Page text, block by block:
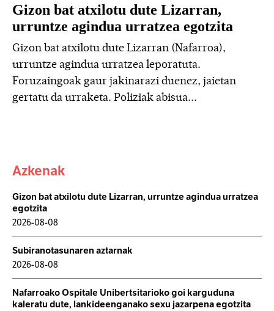
Gizon bat atxilotu dute Lizarran,
urruntze agindua urratzea egotzita
Gizon bat atxilotu dute Lizarran (Nafarroa),
urruntze agindua urratzea leporatuta.
Foruzaingoak gaur jakinarazi duenez, jaietan
gertatu da urraketa. Poliziak abisua...
Azkenak
Gizon bat atxilotu dute Lizarran, urruntze agindua urratzea
egotzita
2026-08-08
Subiranotasunaren aztarnak
2026-08-08
Nafarroako Ospitale Unibertsitarioko goi karguduna
kaleratu dute, lankideenganako sexu jazarpena egotzita